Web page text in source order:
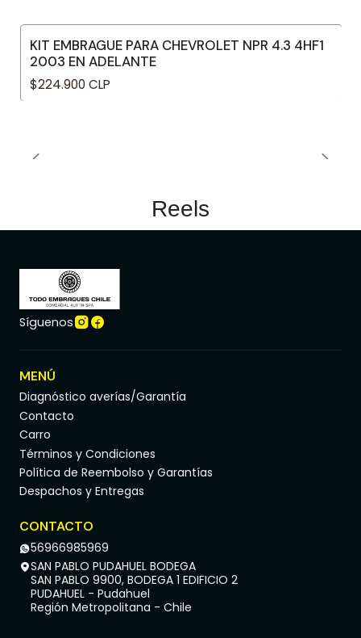
KIT EMBRAGUE PARA CHEVROLET NPR 4.3 4HF1
2003 EN ADELANTE
$224.900 CLP
Reels
Síguenos
MENÚ
Diagnóstico averías/Garantía
Contacto
Carro
Términos y Condiciones
Política de Reembolso y Garantías
Despachos y Entregas
CONTACTO
56966985969
SAN PABLO PUDAHUEL BODEGA
SAN PABLO 9900, BODEGA 1 EDIFICIO 2
PUDAHUEL - Pudahuel
Región Metropolitana - Chile